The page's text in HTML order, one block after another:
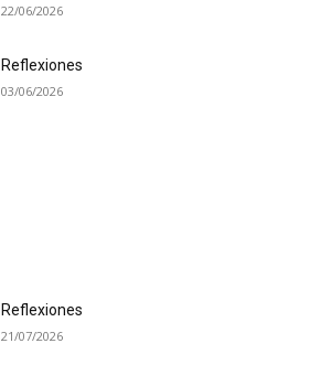
22/06/2026
Reflexiones
03/06/2026
Reflexiones
21/07/2026